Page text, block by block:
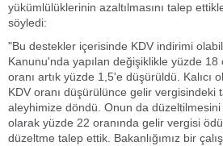
yükümlülüklerinin azaltılmasını talep
söyledi:
"Bu destekler içerisinde KDV indirimi
Kanunu'nda yapılan değişiklikle yüzde
oranı artık yüzde 1,5'e düşürüldü. Kalıcı
KDV oranı düşürülünce gelir vergisindeki
aleyhimize döndü. Onun da
olarak yüzde 22 oranında gelir vergisi
düzeltme talep ettik. Bakanlığımız bir